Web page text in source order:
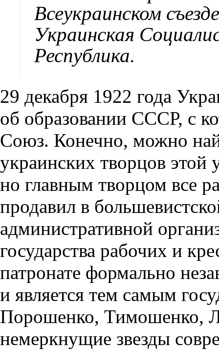
Всеукраинском
Украинская
Республика.
29 декабря 1922 года
об образовании СССР, с
Союз. Конечно, можно
украинских творцов этой
но главным творцом все
продавил в
административной
государства рабочих и
патронате формально
и является тем самым
Порошенко, Тимошенко,
немеркнущие звезды